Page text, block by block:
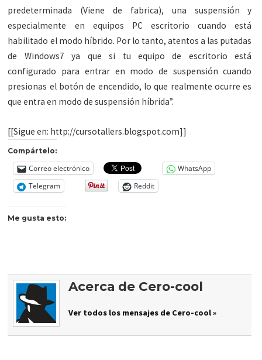
predeterminada (Viene de fabrica), una suspensión y
especialmente en equipos PC escritorio cuando está
habilitado el modo híbrido. Por lo tanto, atentos a las putadas
de Windows7 ya que si tu equipo de escritorio está
configurado para entrar en modo de suspensión cuando
presionas el botón de encendido, lo que realmente ocurre es
que entra en modo de suspensión híbrida”.
[[Sigue en: http://cursotallers.blogspot.com]]
Compártelo:
Correo electrónico
WhatsApp
Telegram
Reddit
Me gusta esto:
Acerca de Cero-cool
Ver todos los mensajes de Cero-cool »